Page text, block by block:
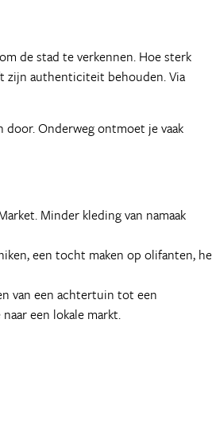
de stad te verkennen. Hoe sterk
zijn authenticiteit behouden. Via
Onderweg ontmoet je vaak
Minder kleding van namaak
een tocht maken op olifanten,
van een achtertuin tot een
een lokale markt.